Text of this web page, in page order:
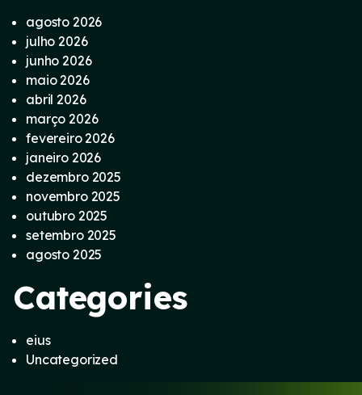
agosto 2026
julho 2026
junho 2026
maio 2026
abril 2026
março 2026
fevereiro 2026
janeiro 2026
dezembro 2025
novembro 2025
outubro 2025
setembro 2025
agosto 2025
Categories
eius
Uncategorized